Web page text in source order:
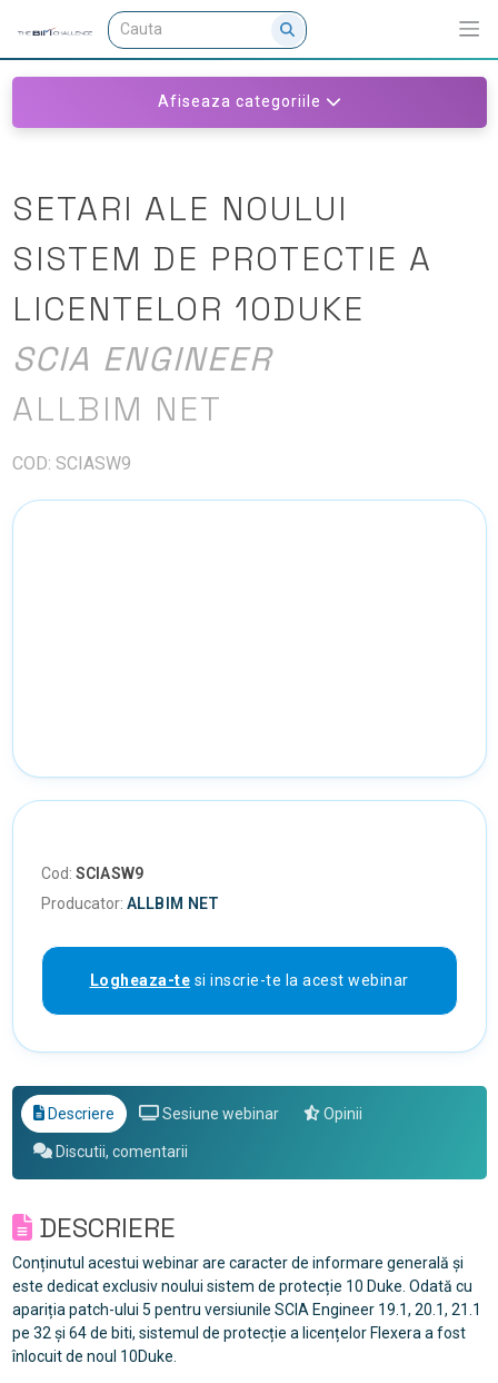
Afiseaza categoriile
SETARI ALE NOULUI
SISTEM DE PROTECTIE A
LICENTELOR 10DUKE
SCIA ENGINEER
ALLBIM NET
COD: SCIASW9
Cod: SCIASW9
Producator: ALLBIM NET
Logheaza-te si inscrie-te la acest webinar
Descriere Sesiune webinar Opinii
Discutii, comentarii
DESCRIERE
Conținutul acestui webinar are caracter de informare generală și
este dedicat exclusiv noului sistem de protecție 10 Duke. Odată cu
apariția patch-ului 5 pentru versiunile SCIA Engineer 19.1, 20.1, 21.1
pe 32 și 64 de biti, sistemul de protecție a licențelor Flexera a fost
înlocuit de noul 10Duke.